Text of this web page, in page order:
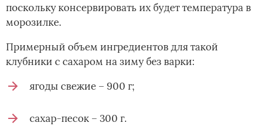
поскольку консервировать их будет температура в
морозилке.
Примерный объем ингредиентов для такой
клубники с сахаром на зиму без варки:
ягоды свежие – 900 г;
сахар-песок – 300 г.